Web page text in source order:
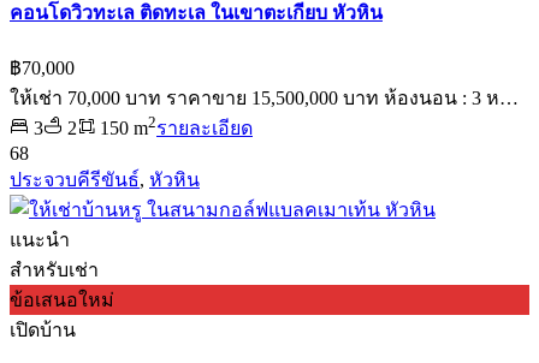
คอนโดวิวทะเล ติดทะเล ในเขาตะเกียบ หัวหิน
฿70,000
ให้เช่า 70,000 บาท ราคาขาย 15,500,000 บาท ห้องนอน : 3 ห…
3
2 150 m2รายละเอียด
68
ประจวบคีรีขันธ์, หัวหิน
แนะนำ
สำหรับเช่า
ข้อเสนอใหม่
เปิดบ้าน